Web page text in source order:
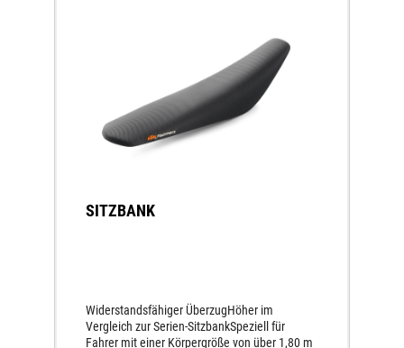
SITZBANK
Widerstandsfähiger ÜberzugHöher im
Vergleich zur Serien-SitzbankSpeziell für
Fahrer mit einer Körpergröße von über 1,80 m